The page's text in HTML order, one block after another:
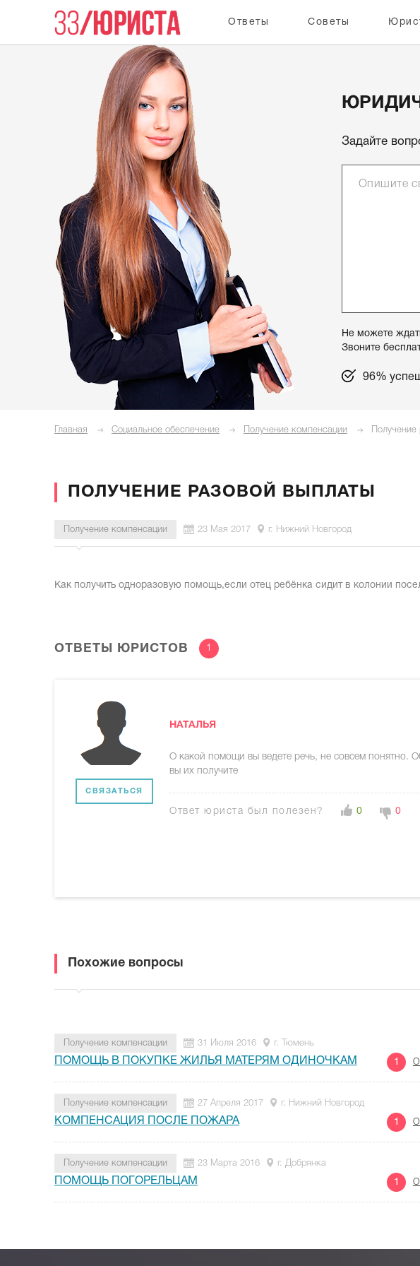
Ответы Советы
Задайте
Не можете
Звоните
96%
Главная Социальное обеспечение Получение компенсации
ПОЛУЧЕНИЕ РАЗОВОЙ ВЫПЛАТЫ
Получение компенсации 23 Мая 2017 г. Нижний Новгород
Как получить одноразовую помощь,если отец ребёнка сидит в колонии
ОТВЕТЫ ЮРИСТОВ 1
СВЯЗАТЬСЯ
НАТАЛЬЯ
О какой помощи вы ведете речь, не совсем понятно.
вы их получите
Ответ юриста был полезен? 0 0
Похожие вопросы
Получение компенсации 31 Июля 2016 г. Тюмень
ПОМОЩЬ В ПОКУПКЕ ЖИЛЬЯ МАТЕРЯМ ОДИНОЧКАМ 1
Получение компенсации 27 Апреля 2017 г. Нижний Новгород
КОМПЕНСАЦИЯ ПОСЛЕ ПОЖАРА 1
Получение компенсации 23 Марта 2016 г. Добрянка
ПОМОЩЬ ПОГОРЕЛЬЦАМ 1